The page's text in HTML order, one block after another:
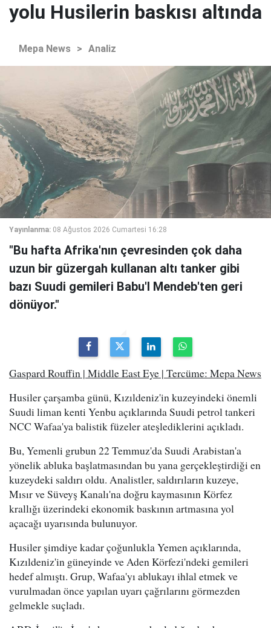
yolu Husilerin baskısı altında
Mepa News > Analiz
Yayınlanma: 08 Ağustos 2026 Cumartesi 16:28
"Bu hafta Afrika'nın çevresinden çok daha
uzun bir güzergah kullanan altı tanker gibi
bazı Suudi gemileri Babu'l Mendeb'ten geri
dönüyor."
Gaspard Rouffin | Middle East Eye | Tercüme: Mepa News
Husiler çarşamba günü, Kızıldeniz'in kuzeyindeki önemli
Suudi liman kenti Yenbu açıklarında Suudi petrol tankeri
NCC Wafaa'ya balistik füzeler ateşlediklerini açıkladı.
Bu, Yemenli grubun 22 Temmuz'da Suudi Arabistan'a
yönelik abluka başlatmasından bu yana gerçekleştirdiği en
kuzeydeki saldırı oldu. Analistler, saldırıların kuzeye,
Mısır ve Süveyş Kanalı'na doğru kaymasının Körfez
krallığı üzerindeki ekonomik baskının artmasına yol
açacağı uyarısında bulunuyor.
Husiler şimdiye kadar çoğunlukla Yemen açıklarında,
Kızıldeniz'in güneyinde ve Aden Körfezi'ndeki gemileri
hedef almıştı. Grup, Wafaa'yı ablukayı ihlal etmek ve
vurulmadan önce yapılan uyarı çağrılarını görmezden
gelmekle suçladı.